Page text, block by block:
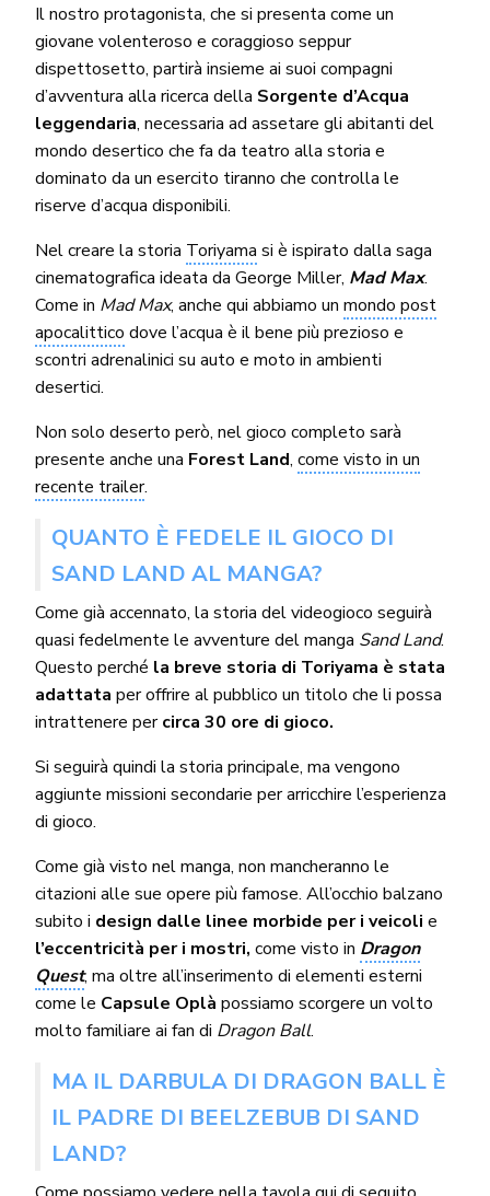
Il nostro protagonista, che si presenta come un
giovane volenteroso e coraggioso seppur
dispettosetto, partirà insieme ai suoi compagni
d’avventura alla ricerca della Sorgente d’Acqua
leggendaria, necessaria ad assetare gli abitanti del
mondo desertico che fa da teatro alla storia e
dominato da un esercito tiranno che controlla le
riserve d’acqua disponibili.
Nel creare la storia Toriyama si è ispirato dalla saga
cinematografica ideata da George Miller, Mad Max.
Come in Mad Max, anche qui abbiamo unmondo post
apocalittico dove l’acqua è il bene più prezioso e
scontri adrenalinici su auto e moto in ambienti
desertici.
Non solo deserto però, nel gioco completo sarà
presente anche una Forest Land,come visto in un
recente trailer.
QUANTO È FEDELE IL GIOCO DI
SAND LAND AL MANGA?
Come già accennato, la storia del videogioco seguirà
quasi fedelmente le avventure del manga Sand Land.
Questo perché la breve storia di Toriyama è stata
adattata per offrire al pubblico un titolo che li possa
intrattenere percirca 30 ore di gioco.
Si seguirà quindi la storia principale, ma vengono
aggiunte missioni secondarie per arricchire l’esperienza
di gioco.
Come già visto nel manga, non mancheranno le
citazioni alle sue opere più famose. All’occhio balzano
subito i design dalle linee morbide per i veicoli e
l’eccentricità per i mostri, come visto in Dragon
Quest, ma oltre all’inserimento di elementi esterni
come le Capsule Oplà possiamo scorgere un volto
molto familiare ai fan di Dragon Ball.
MA IL DARBULA DI DRAGON BALL È
IL PADRE DI BEELZEBUB DI SAND
LAND?